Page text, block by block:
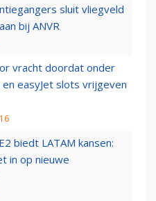
sluit vliegveld
bij ANVR
vracht doordat onder
easyJet slots vrijgeven
biedt LATAM kansen:
in op nieuwe